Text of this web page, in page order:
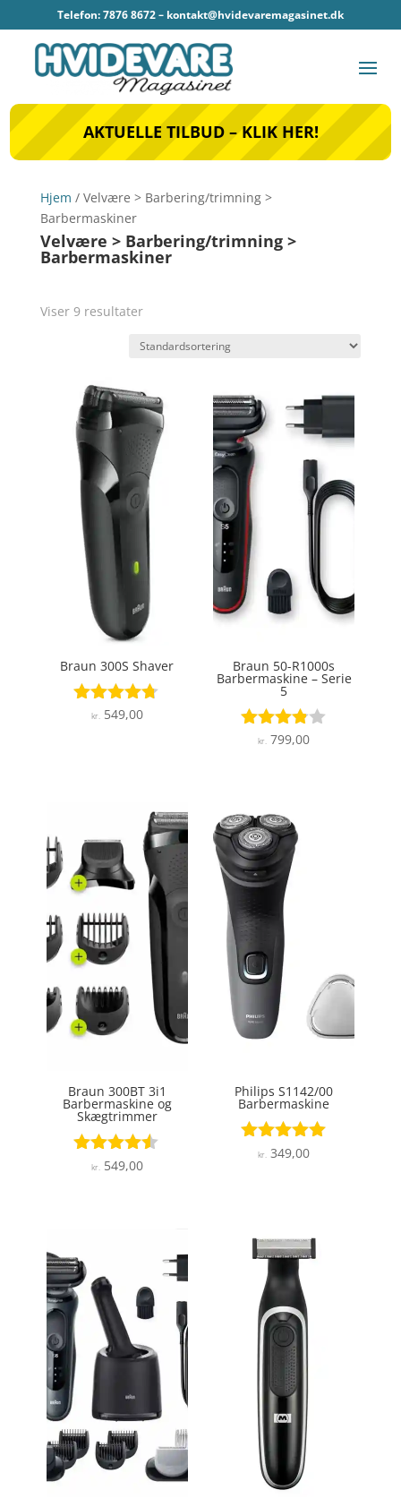
Telefon: 7876 8672 – kontakt@hvidevaremagasinet.dk
AKTUELLE TILBUD – KLIK HER!
Hjem / Velvære > Barbering/trimning >
Barbermaskiner
Velvære > Barbering/trimning >
Barbermaskiner
Viser 9 resultater
Braun 300S Shaver
Vurderet
kr.549,00
Braun 50-R1000s
Barbermaskine – Serie
5
Vurderet
kr. 799,00
Braun 300BT 3i1
Barbermaskine og
Skægtrimmer
Vurderet
kr. 549,00
Philips S1142/00
Barbermaskine
Vurderet
kr. 349,00